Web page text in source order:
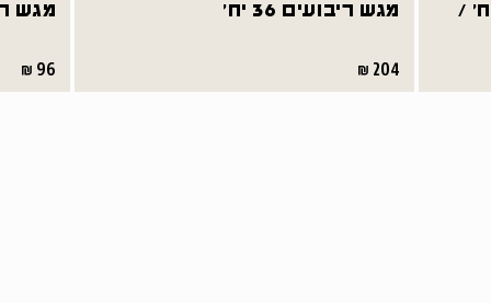
מגש
96
מגש ריבועים 36 יח'
204
מתוקים 16 יח' /